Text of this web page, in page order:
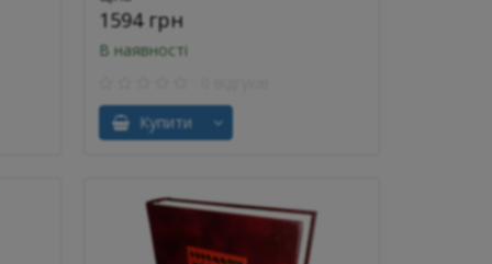
1594 грн
В наявності
Купити